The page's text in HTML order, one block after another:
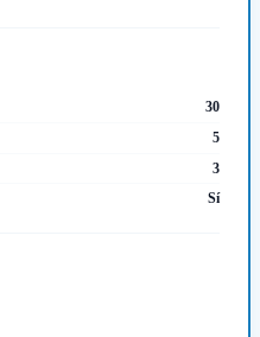
30
5
3
Sí